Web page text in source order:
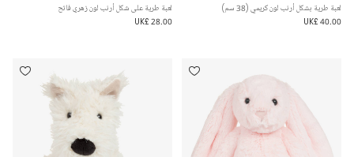
لعبة طرية بشكل أرنب لون كريمي (38 سم)
UK£ 40.00
لعبة طرية على شكل أرنب لون زهري فاتح
UK£ 28.00